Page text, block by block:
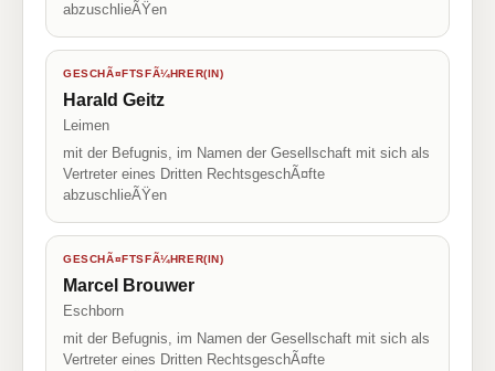
abzuschlieÃŸen
GESCHÃ¤FTSFÃ¼HRER(IN)
Harald Geitz
Leimen
mit der Befugnis, im Namen der Gesellschaft mit sich als
Vertreter eines Dritten RechtsgeschÃ¤fte
abzuschlieÃŸen
GESCHÃ¤FTSFÃ¼HRER(IN)
Marcel Brouwer
Eschborn
mit der Befugnis, im Namen der Gesellschaft mit sich als
Vertreter eines Dritten RechtsgeschÃ¤fte